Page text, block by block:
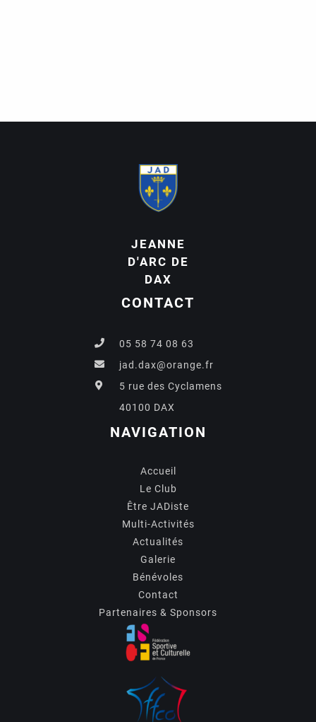
JEANNE
D'ARC DE
DAX
CONTACT
05 58 74 08 63
jad.dax@orange.fr
5 rue des Cyclamens
40100 DAX
NAVIGATION
Accueil
Le Club
Être JADiste
Multi-Activités
Actualités
Galerie
Bénévoles
Contact
Partenaires & Sponsors